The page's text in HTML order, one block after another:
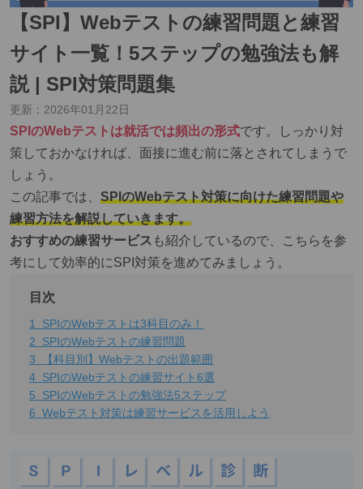
【SPI】Webテストの練習問題と練習
サイト一覧！5ステップの勉強法も解
説 | SPI対策問題集
更新： 2026年01月22日
SPIのWebテストは就活では頻出の形式です。しっかり対
策しておかなければ、面接に進む前に落とされてしまうで
しょう。
この記事では、 SPIのWebテスト対策に向けた練習問題や
練習方法を解説していきます。
おすすめの練習サービス も紹介しているので、こちらを参
考にして効率的にSPI対策を進めてみましょう。
目次
1
SPIのWebテストは3科目のみ！
2
SPIのWebテストの練習問題
3
【科目別】Webテストの出題範囲
4 SPIのWebテストの練習サイト6選
5
SPIのWebテストの勉強法5ステップ
6 Webテスト対策は練習サービスを活用しよう